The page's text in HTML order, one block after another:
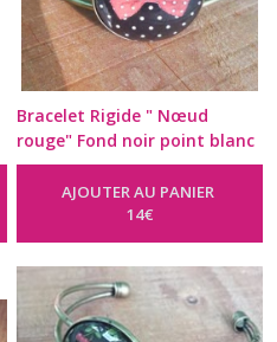
Bracelet Rigide " Nœud
rouge" Fond noir point blanc
-Bracelet Rigide Ø 25Mm
AJOUTER AU PANIER
14€